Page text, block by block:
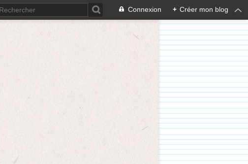
Connexion + Créer mon blog